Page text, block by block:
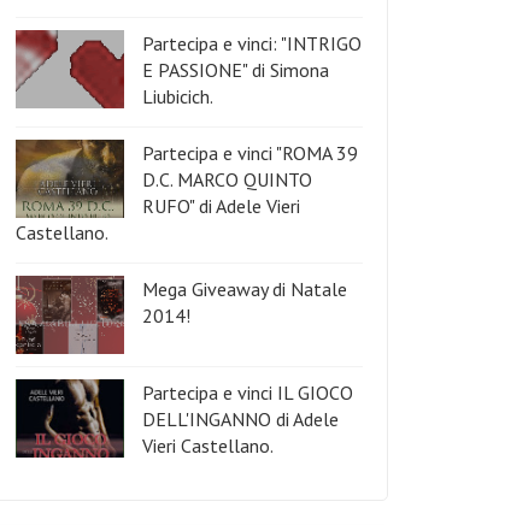
Partecipa e vinci: "INTRIGO
E PASSIONE" di Simona
Liubicich.
Partecipa e vinci "ROMA 39
D.C. MARCO QUINTO
RUFO" di Adele Vieri
Castellano.
Mega Giveaway di Natale
2014!
Partecipa e vinci IL GIOCO
DELL'INGANNO di Adele
Vieri Castellano.